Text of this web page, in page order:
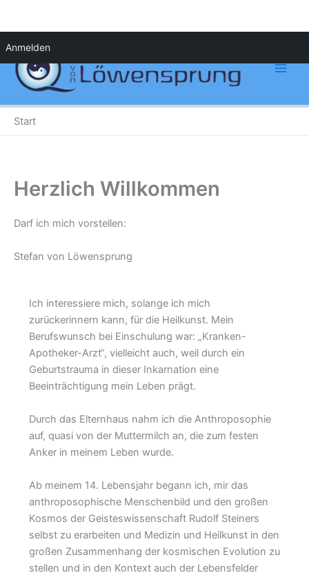
Anmelden
springen
Start
Herzlich Willkommen
Darf ich mich vorstellen:
Stefan von Löwensprung
Ich interessiere mich, solange ich mich
zurückerinnern kann, für die Heilkunst. Mein
Berufswunsch bei Einschulung war: „Kranken-
Apotheker-Arzt“, vielleicht auch, weil durch ein
Geburtstrauma in dieser Inkarnation eine
Beeinträchtigung mein Leben prägt.
Durch das Elternhaus nahm ich die Anthroposophie
auf, quasi von der Muttermilch an, die zum festen
Anker in meinem Leben wurde.
Ab meinem 14. Lebensjahr begann ich, mir das
anthroposophische Menschenbild und den großen
Kosmos der Geisteswissenschaft Rudolf Steiners
selbst zu erarbeiten und Medizin und Heilkunst in den
großen Zusammenhang der kosmischen Evolution zu
stellen und in den Kontext auch der Lebensfelder